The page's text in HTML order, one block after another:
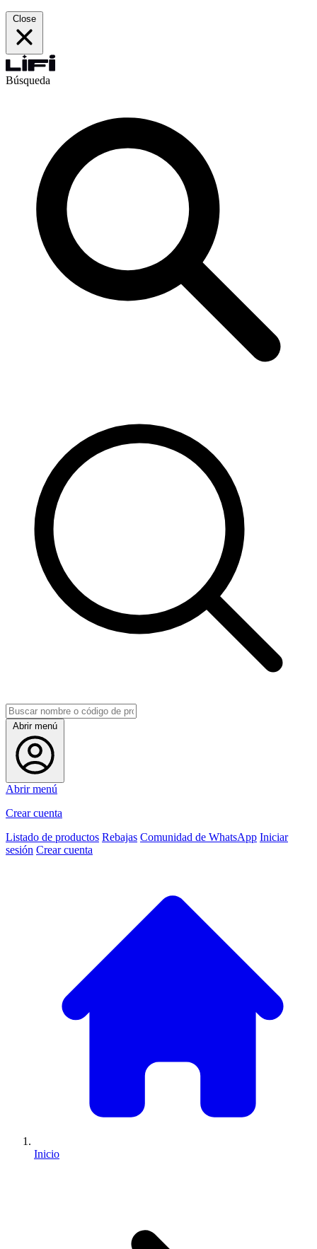
Close
Búsqueda
Abrir menú
Abrir menú
Crear cuenta
Listado de productos Rebajas Comunidad de WhatsApp Iniciar
sesión Crear cuenta
Inicio